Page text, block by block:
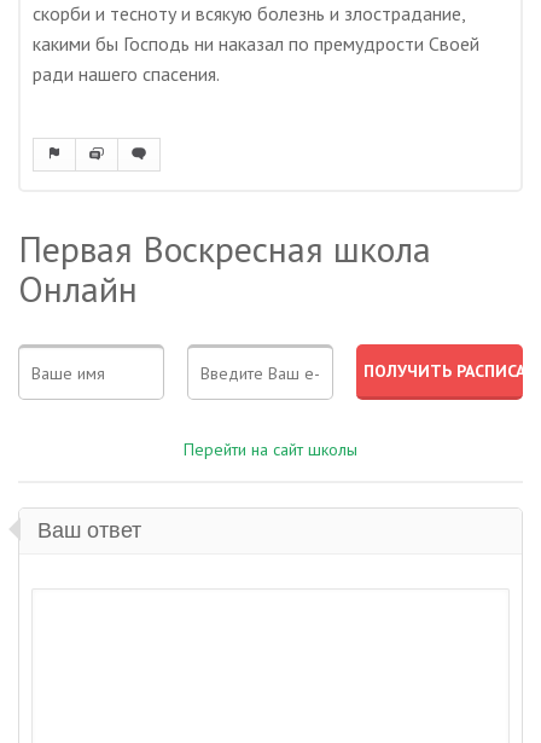
скорби и тесноту и всякую болезнь и злострадание,
какими бы Господь ни наказал по премудрости Своей
ради нашего спасения.
Первая Воскресная школа
Онлайн
Перейти на сайт школы
Ваш ответ